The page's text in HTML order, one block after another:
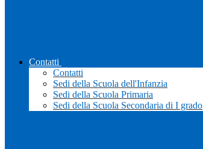
Contatti
Contatti
Sedi della Scuola dell'Infanzia
Sedi della Scuola Primaria
Sedi della Scuola Secondaria di I grado